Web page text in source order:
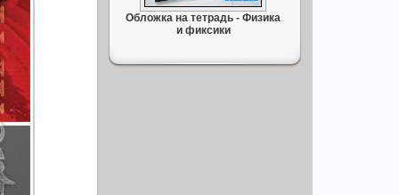
Обложка на тетрадь - Физика
и фиксики